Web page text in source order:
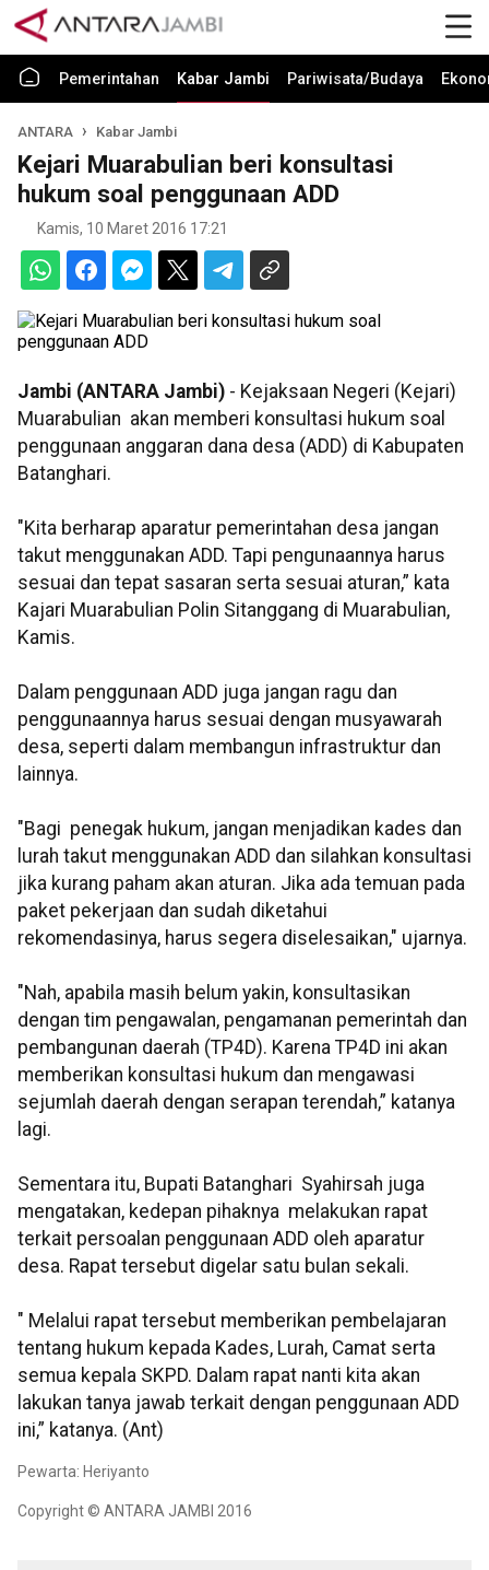
Pemerintahan Kabar Jambi Pariwisata/Budaya
ANTARA Kabar Jambi
Kejari Muarabulian beri konsultasi
hukum soal penggunaan ADD
Kamis, 10 Maret 2016 17:21
Jambi (ANTARA Jambi) - Kejaksaan Negeri (Kejari)
Muarabulian akan memberi konsultasi hukum soal
penggunaan anggaran dana desa (ADD) di Kabupaten
Batanghari.
"Kita berharap aparatur pemerintahan desa jangan
takut menggunakan ADD. Tapi pengunaannya harus
sesuai dan tepat sasaran serta sesuai aturan,” kata
Kajari Muarabulian Polin Sitanggang di Muarabulian,
Kamis.
Dalam penggunaan ADD juga jangan ragu dan
penggunaannya harus sesuai dengan musyawarah
desa, seperti dalam membangun infrastruktur dan
lainnya.
"Bagi penegak hukum, jangan menjadikan kades dan
lurah takut menggunakan ADD dan silahkan konsultasi
jika kurang paham akan aturan. Jika ada temuan pada
paket pekerjaan dan sudah diketahui
rekomendasinya, harus segera diselesaikan," ujarnya.
"Nah, apabila masih belum yakin, konsultasikan
dengan tim pengawalan, pengamanan pemerintah dan
pembangunan daerah (TP4D). Karena TP4D ini akan
memberikan konsultasi hukum dan mengawasi
sejumlah daerah dengan serapan terendah,” katanya
lagi.
Sementara itu, Bupati Batanghari Syahirsah juga
mengatakan, kedepan pihaknya melakukan rapat
terkait persoalan penggunaan ADD oleh aparatur
desa. Rapat tersebut digelar satu bulan sekali.
" Melalui rapat tersebut memberikan pembelajaran
tentang hukum kepada Kades, Lurah, Camat serta
semua kepala SKPD. Dalam rapat nanti kita akan
lakukan tanya jawab terkait dengan penggunaan ADD
ini,” katanya. (Ant)
Pewarta: Heriyanto
Copyright © ANTARA JAMBI 2016